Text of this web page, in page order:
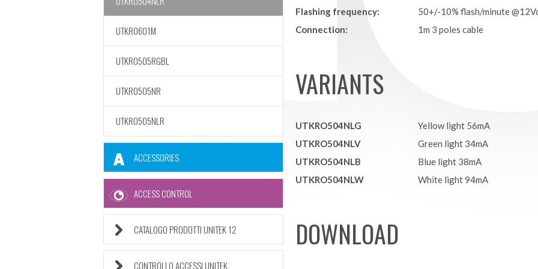
Flashing frequency:
50+/-10% flash/minute
Connection:
1m 3 poles cable
VARIANTS
UTKRO504NLG
Yellow light 56mA
UTKRO504NLV
Green light 34mA
UTKRO504NLB
Blue light 38mA
UTKRO504NLW
White light 94mA
DOWNLOAD
UTKRO601M
UTKRO505RGBL
UTKRO505NR
UTKRO505NLR
ACCESSORIES
ACCESS CONTROL
CATALOGO PRODOTTI UNITEK 12
CONTROLLO ACCESSI UNITEK